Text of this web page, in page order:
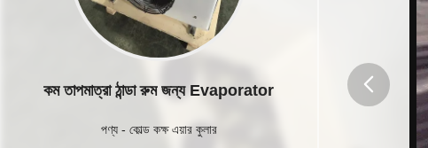
কম তাপমাত্রা ঠান্ডা রুম জন্য Evaporator
পণ্য- কোল্ড কক্ষ এয়ার কুলার